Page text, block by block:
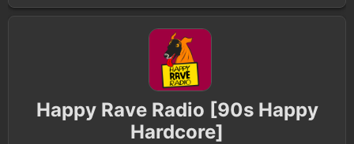
Happy Rave Radio [90s Happy
Hardcore]